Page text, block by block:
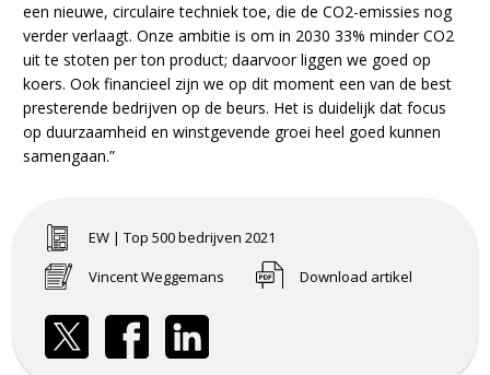
een nieuwe, circulaire techniek toe, die de CO2-emissies nog
verder verlaagt. Onze ambitie is om in 2030 33% minder CO2
uit te stoten per ton product; daarvoor liggen we goed op
koers. Ook financieel zijn we op dit moment een van de best
presterende bedrijven op de beurs. Het is duidelijk dat focus
op duurzaamheid en winstgevende groei heel goed kunnen
samengaan.”
EW | Top 500 bedrijven 2021
Vincent Weggemans
Download artikel